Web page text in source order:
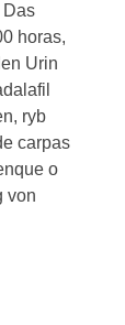
Das
horas,
Urin
ryb
carpas
o
von